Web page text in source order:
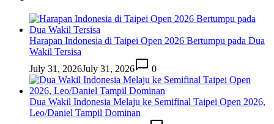
Harapan Indonesia di Taipei Open 2026 Bertumpu pada Dua
Wakil Tersisa
July 31, 2026July 31, 2026 0
Dua Wakil Indonesia Melaju ke Semifinal Taipei Open 2026,
Leo/Daniel Tampil Dominan